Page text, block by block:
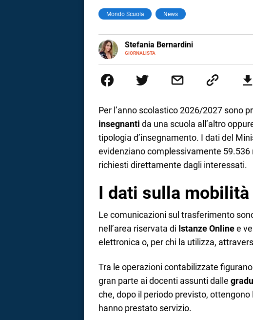
Mondo Scuola News
Stefania Bernardini
GIORNALISTA
E-
MAIL
esperienze nella redazione di testate
social
Per l’anno scolastico 2026/2027 sono
insegnanti da una scuola all’altro
tipologia d’insegnamento. I dati del
evidenziano complessivamente
richiesti direttamente dagli interessati.
I dati sulla
Le comunicazioni sul trasferimento
nell’area riservata di Istanze Onlinee
elettronica o, per chi la utilizza,
Tra le operazioni contabilizzate
gran parte ai docenti assunti dalle
che, dopo il periodo previsto,
hanno prestato servizio.